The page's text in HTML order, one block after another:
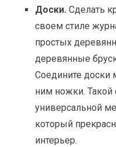
Доски. Сделать
своем стиле
простых
деревянные
Соедините доски
ним ножки. Такой
универсальной
который
интерьер.